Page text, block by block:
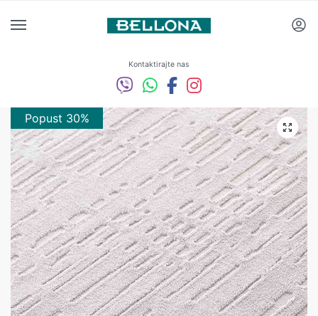
Kontaktirajte nas
Popust 30%